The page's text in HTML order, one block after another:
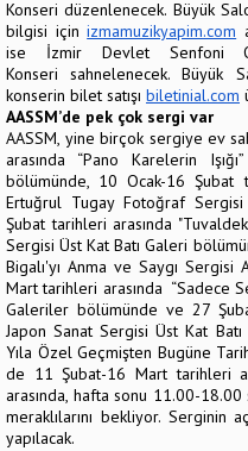
Konseri düzenlenecek. Büyük
bilgisi içinizmamuzikyapim.com
ise İzmir Devlet Senfoni
Konseri sahnelenecek. Büyük
konserin bilet satışı biletinial.com
AASSM’de pek çok sergi var
AASSM, yine birçok sergiye ev
arasında “Pano Karelerin
bölümünde, 10 Ocak-16 Şubat
Ertuğrul Tugay Fotoğraf
Şubat tarihleri arasında
Sergisi Üst Kat Batı Galeri
Bigalı'yı Anma ve Saygı
Mart tarihleri arasında “Sadece
Galeriler bölümünde ve 27
Japon Sanat Sergisi Üst Kat
Yıla Özel Geçmişten Bugüne
de 11 Şubat-16 Mart tarihleri
arasında, hafta sonu 11.00-
meraklılarını bekliyor. Serginin
yapılacak.